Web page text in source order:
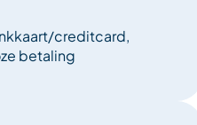
creditcard,
betaling